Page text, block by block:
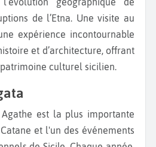
de l’Etna. Une visite au
expérience incontournable
et d’architecture, offrant
culturel sicilien.
et l'un des événements